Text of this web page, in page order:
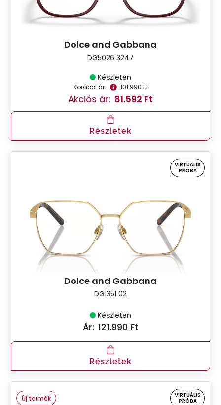
Dolce and Gabbana
DG5026 3247
Készleten
Korábbi ár: 101.990 Ft
Akciós ár: 81.592 Ft
Részletek
VIRTUÁLIS
PRÓBA
Dolce and Gabbana
DG1351 02
Készleten
Ár: 121.990 Ft
Részletek
Új termék
VIRTUÁLIS
PRÓBA